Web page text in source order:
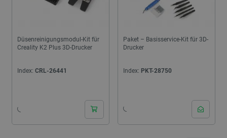
Düsenreinigungsmodul-Kit für
Creality K2 Plus 3D-Drucker
Index: CRL-26441
Paket – Basisservice-Kit für 3D-
Drucker
Index: PKT-28750